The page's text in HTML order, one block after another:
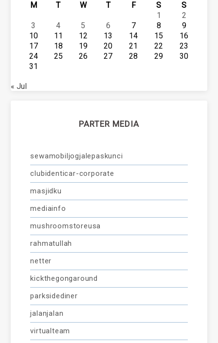
M T W T F S
S
1
2
3
4 5 6 7 8
9
10
11 12 13 14 15
16
17
18 19 20 21 22
23
24
25 26 27 28 29
30
31
« Jul
PARTER MEDIA
sewamobiljogjalepaskunci
clubidenticar-corporate
masjidku
mediainfo
mushroomstoreusa
rahmatullah
netter
kickthegongaround
parksidediner
jalanjalan
virtualteam